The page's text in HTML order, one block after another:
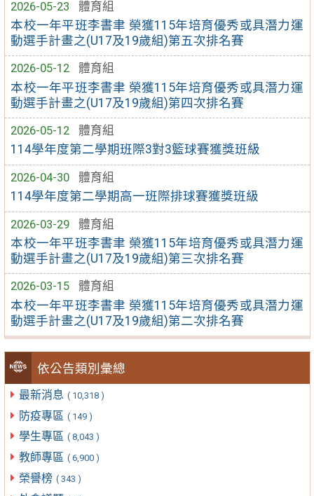
2026-05-23
體育組
本校一年平班李書聿 榮獲115年培育優秀或具潛力運
動選手計畫之(U17及19歲組)第五次排名賽
2026-05-12
體育組
本校一年平班李書聿 榮獲115年培育優秀或具潛力運
動選手計畫之(U17及19歲組)第四次排名賽
2026-05-12
體育組
114學年度第二學期班際3對3籃球賽獲獎班級
2026-04-30
體育組
114學年度第二學期高一班際排球賽獲獎班級
2026-03-29
體育組
本校一年平班李書聿 榮獲115年培育優秀或具潛力運
動選手計畫之(U17及19歲組)第三次排名賽
2026-03-15
體育組
本校一年平班李書聿 榮獲115年培育優秀或具潛力運
動選手計畫之(U17及19歲組)第二次排名賽
依公告類別彙總
最新消息 ( 10,318 )
防疫專區 ( 149 )
學生專區 ( 8,043 )
教師專區 ( 6,900 )
榮譽榜 ( 343 )